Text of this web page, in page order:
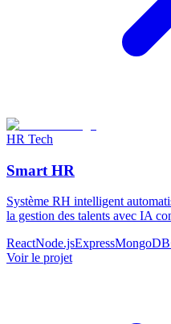
HR Tech
Smart HR
Système RH intelligent
la gestion des talents avec IA
ReactNode.jsExpressMongoDB
Voir le projet